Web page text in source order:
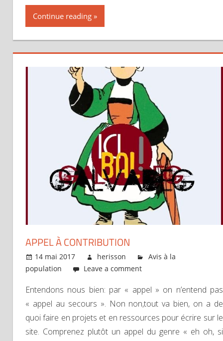
Continue reading
APPEL À CONTRIBUTION
14 mai 2017 herisson
Avis à la
population
Leave a comment
Entendons nous bien: par « appel » on n’entend pas
« appel au secours ». Non non,tout va bien, on a de
quoi faire en projets et en ressources pour écrire sur le
site. Comprenez plutôt un appel du genre « eh oh, si